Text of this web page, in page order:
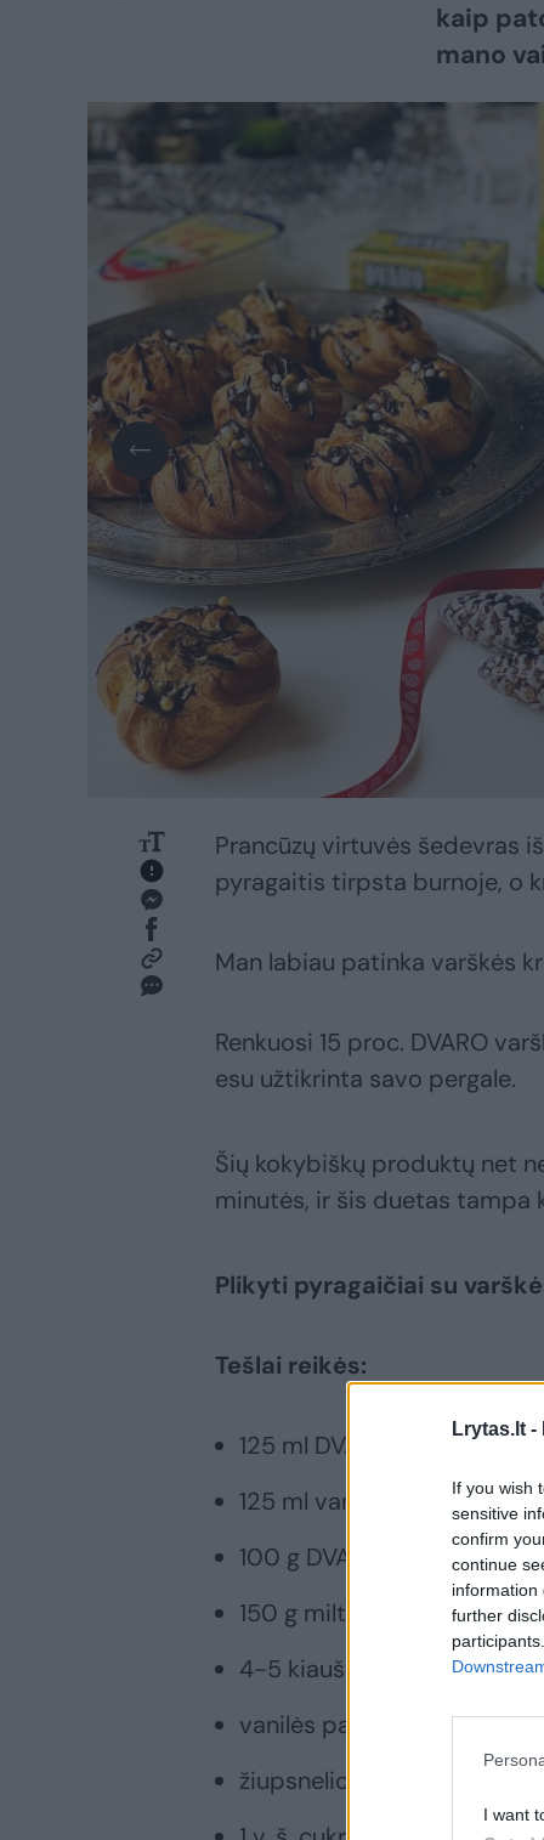
Lrytas.lt -
If you wish
sensitive
confirm
continue
information
further
I want
kaip
mano
Prancūzų virtuvės šedevras
pyragaitis tirpsta burnoje, o
Man labiau patinka varškės
Renkuosi 15 proc. DVARO
esu užtikrinta savo pergale.
Šių kokybiškų produktų net
minutės, ir šis duetas tampa
Plikyti pyragaičiai su
Tešlai reikės:
125 ml DVARO pieno
125 ml vandens
100 g DVARO sviesto
150 g miltų
4-5 kiaušinių
vanilės pastos
žiupsnelio druskos